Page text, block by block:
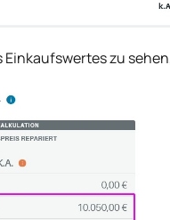
zu